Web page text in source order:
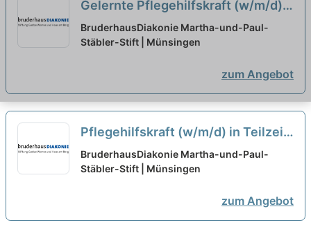
Gelernte Pflegehilfskraft (w/m/d)
in Teilzeit (40-60 %) - mitWIRken!
neu
BruderhausDiakonie Martha-und-Paul-
Stäbler-Stift | Münsingen
zum Angebot
Pflegehilfskraft (w/m/d) in Teilzeit
- mitWIRken! neu
BruderhausDiakonie Martha-und-Paul-
Stäbler-Stift | Münsingen
zum Angebot